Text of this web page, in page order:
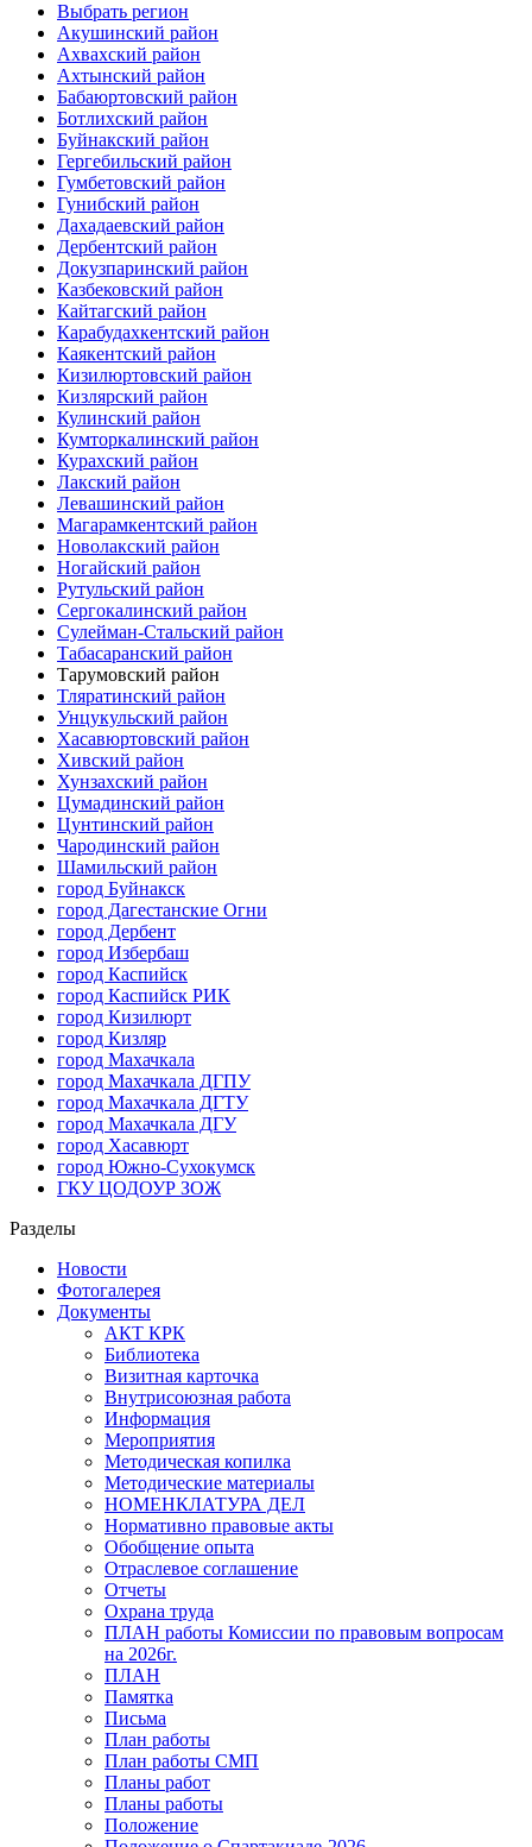
Выбрать регион
Акушинский район
Ахвахский район
Ахтынский район
Бабаюртовский район
Ботлихский район
Буйнакский район
Гергебильский район
Гумбетовский район
Гунибский район
Дахадаевский район
Дербентский район
Докузпаринский район
Казбековский район
Кайтагский район
Карабудахкентский район
Каякентский район
Кизилюртовский район
Кизлярский район
Кулинский район
Кумторкалинский район
Курахский район
Лакский район
Левашинский район
Магарамкентский район
Новолакский район
Ногайский район
Рутульский район
Сергокалинский район
Сулейман-Стальский район
Табасаранский район
Тарумовский район
Тляратинский район
Унцукульский район
Хасавюртовский район
Хивский район
Хунзахский район
Цумадинский район
Цунтинский район
Чародинский район
Шамильский район
город Буйнакск
город Дагестанские Огни
город Дербент
город Избербаш
город Каспийск
город Каспийск РИК
город Кизилюрт
город Кизляр
город Махачкала
город Махачкала ДГПУ
город Махачкала ДГТУ
город Махачкала ДГУ
город Хасавюрт
город Южно-Сухокумск
ГКУ ЦОДОУР ЗОЖ
Разделы
Новости
Фотогалерея
Документы
АКТ КРК
Библиотека
Визитная карточка
Внутрисоюзная работа
Информация
Мероприятия
Методическая копилка
Методические материалы
НОМЕНКЛАТУРА ДЕЛ
Нормативно правовые акты
Обобщение опыта
Отраслевое соглашение
Отчеты
Охрана труда
ПЛАН работы Комиссии по правовым вопросам
на 2026г.
ПЛАН
Памятка
Письма
План работы
План работы СМП
Планы работ
Планы работы
Положение